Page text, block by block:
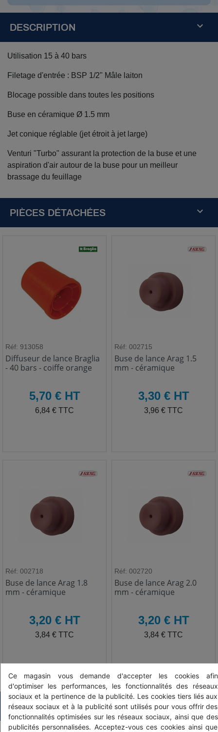
DESCRIPTION
Utilisation 15 à 40 bars
Filetage d'entrée : BSP 1/2" Mâle laiton
Blocage possible dans toutes les positions
Buse en céramique Ø 1.5 mm
Jet conique réglable (jet étroit à jet large)
Venturi "Turbo" assurant la protection de la buse et une
aspiration d'air autour de la buse pour un meilleur
brassage du feuillage
PIÈCES DÉTACHÉES
Réf: 913058
Diffuseur de lance Braglia
- 40 bars - coiffe orange
5,70 € HT
6,84 € TTC
Réf: 002715
Buse de lance Arag 1.5
mm - céramique
3,30 € HT
3,96 € TTC
Réf: 002718
Buse de lance Arag 1.8
mm - céramique
3,20 € HT
3,84 € TTC
Réf: 002720
Buse de lance Arag 2.0
mm - céramique
3,20 € HT
3,84 € TTC
PRODUITS ASSOCIÉS
Ce magasin vous demande d'accepter les cookies afin
d'optimiser les performances, les fonctionnalités des réseaux
sociaux et la pertinence de la publicité. Les cookies tiers liés aux
réseaux sociaux et à la publicité sont utilisés pour vous offrir des
fonctionnalités optimisées sur les réseaux sociaux, ainsi que des
publicités personnalisées. Acceptez-vous ces cookies ainsi que